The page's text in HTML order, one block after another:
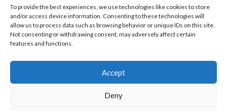
To provide the best experiences, we use technologies like cookies to store
and/or access device information. Consenting to these technologies will
allow us to process data such as browsing behavior or unique IDs on this site.
Not consenting or withdrawing consent, may adversely affect certain
features and functions.
Accept
Deny